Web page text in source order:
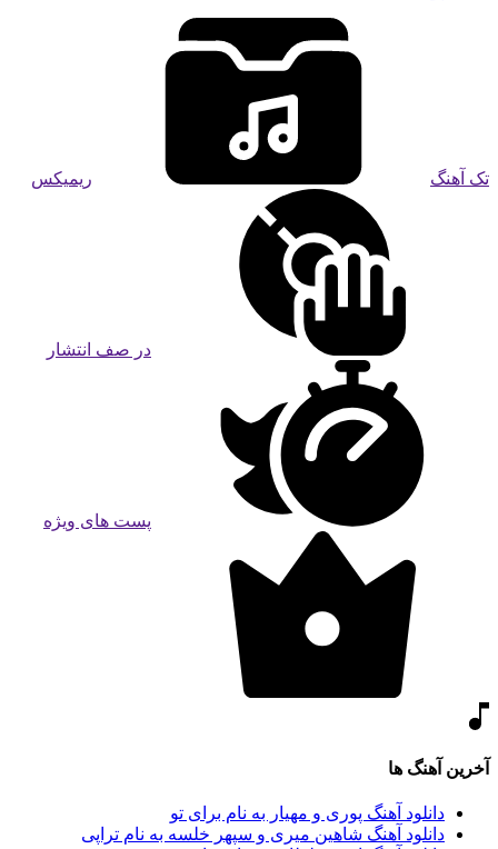
تک آهنگ ریمیکس
در صف انتشار
پست های ویژه
آخرین آهنگ ها
دانلود آهنگ پوری و مهیار به نام برای تو
دانلود آهنگ شاهین میری و سپهر خلسه به نام تراپی